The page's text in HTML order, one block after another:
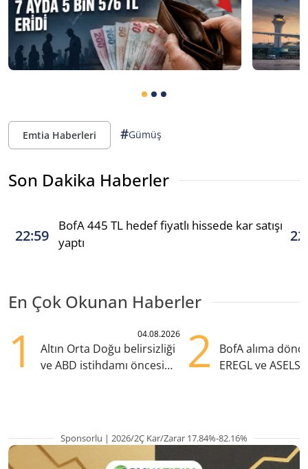
Emtia Haberleri #Gümüş
Son Dakika Haberler
22:59
BofA 445 TL hedef fiyatlı hissede kar satışı
yaptı
En Çok Okunan Haberler
1 04.08.2026
Altın Orta Doğu belirsizliği
ve ABD istihdamı öncesi
2
BofA alıma
EREGL ve ASELS
Sponsorlu | 2026/2Ç Kar/Zarar 17.84%-82.16%